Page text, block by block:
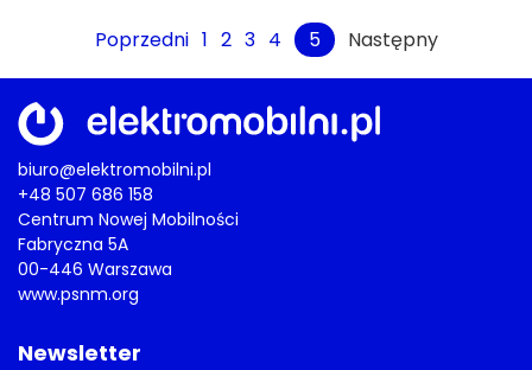
Poprzedni 1 2 3 4 5 Następny
biuro@elektromobilni.pl
+48 507 686 158
Centrum Nowej Mobilności
Fabryczna 5A
00-446 Warszawa
www.psnm.org
Newsletter